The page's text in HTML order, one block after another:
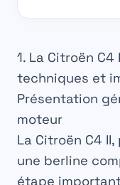
1. La Citroën
techniques et
Présentation
moteur
La Citroën C4
une berline
étape